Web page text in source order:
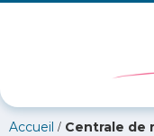
Accueil / Centrale de